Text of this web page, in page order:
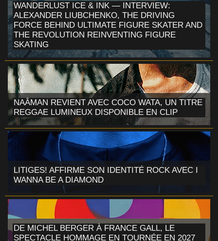
WANDERLUST ICE & INK — INTERVIEW:
ALEXANDER LIUBCHENKO, THE DRIVING
FORCE BEHIND ULTIMATE FIGURE SKATER AND
THE REVOLUTION REINVENTING FIGURE
SKATING
NAÂMAN REVIENT AVEC COCO WATA, UN TITRE
REGGAE LUMINEUX DISPONIBLE EN CLIP
LITIGES! AFFIRME SON IDENTITÉ ROCK AVEC I
WANNA BE A DIAMOND
DE MICHEL BERGER À FRANCE GALL, LE
SPECTACLE HOMMAGE EN TOURNÉE EN 2027